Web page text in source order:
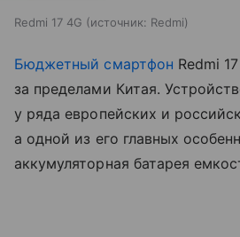
Redmi 17 4G источник: Redmi
Бюджетный смартфон Redmi
за пределами Китая.
у ряда европейских и
а одной из его главных
аккумуляторная батарея